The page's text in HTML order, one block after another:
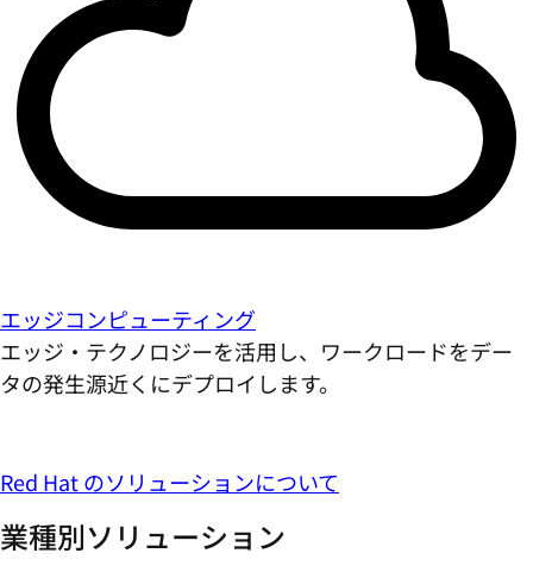
エッジコンピューティング
エッジ・テクノロジーを活用し、ワークロードをデー
タの発生源近くにデプロイします。
Red Hat のソリューションについて
業種別ソリューション